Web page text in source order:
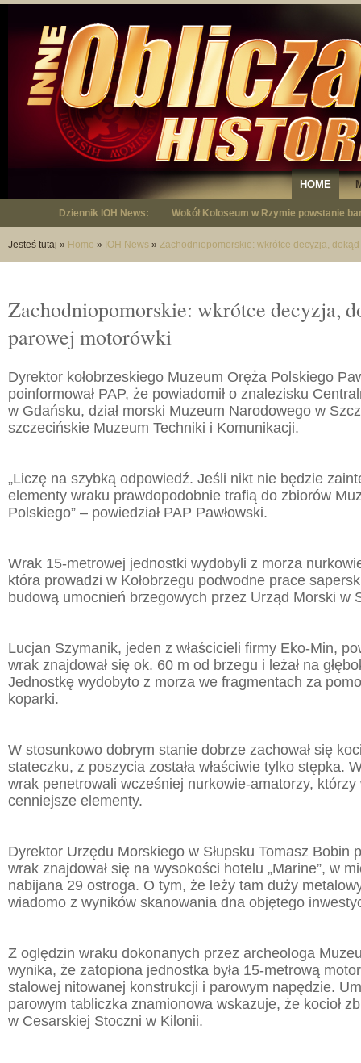
HOME
Dziennik IOH News: "Niepodległy - opowieść o Januszu
Jesteś tutaj » Home » IOH News » Zachodniopomorskie: wkrótce decyzja,
Zachodniopomorskie: wkrótce decyzja,
parowej motorówki
Dyrektor kołobrzeskiego Muzeum Oręża Polskiego
poinformował PAP, że powiadomił o znalezisku
w Gdańsku, dział morski Muzeum Narodowego w
szczecińskie Muzeum Techniki i Komunikacji.
„Liczę na szybką odpowiedź. Jeśli nikt nie będzie
elementy wraku prawdopodobnie trafią do zbiorów
Polskiego” – powiedział PAP Pawłowski.
Wrak 15-metrowej jednostki wydobyli z morza
która prowadzi w Kołobrzegu podwodne prace
budową umocnień brzegowych przez Urząd Morski w
Lucjan Szymanik, jeden z właścicieli firmy Eko-Min,
wrak znajdował się ok. 60 m od brzegu i leżał na
Jednostkę wydobyto z morza we fragmentach za
koparki.
W stosunkowo dobrym stanie dobrze zachował się
stateczku, z poszycia została właściwie tylko stępka.
wrak penetrowali wcześniej nurkowie-amatorzy,
cenniejsze elementy.
Dyrektor Urzędu Morskiego w Słupsku Tomasz Bobin
wrak znajdował się na wysokości hotelu „Marine”, w
nabijana 29 ostroga. O tym, że leży tam duży
wiadomo z wyników skanowania dna objętego
Z oględzin wraku dokonanych przez archeologa
wynika, że zatopiona jednostka była 15-metrową
stalowej nitowanej konstrukcji i parowym napędzie.
parowym tabliczka znamionowa wskazuje, że kocioł
w Cesarskiej Stoczni w Kilonii.